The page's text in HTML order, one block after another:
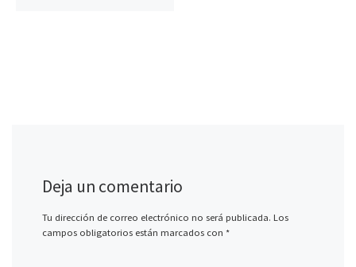
Deja un comentario
Tu dirección de correo electrónico no será publicada. Los
campos obligatorios están marcados con *